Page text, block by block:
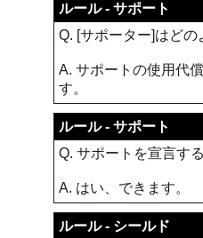
ルール - サポート
Q. [サポーター]はどの
A. サポートの使用代
す。
ルール - サポート
Q. サポートを宣言す
A. はい、できます。
ルール - シールド